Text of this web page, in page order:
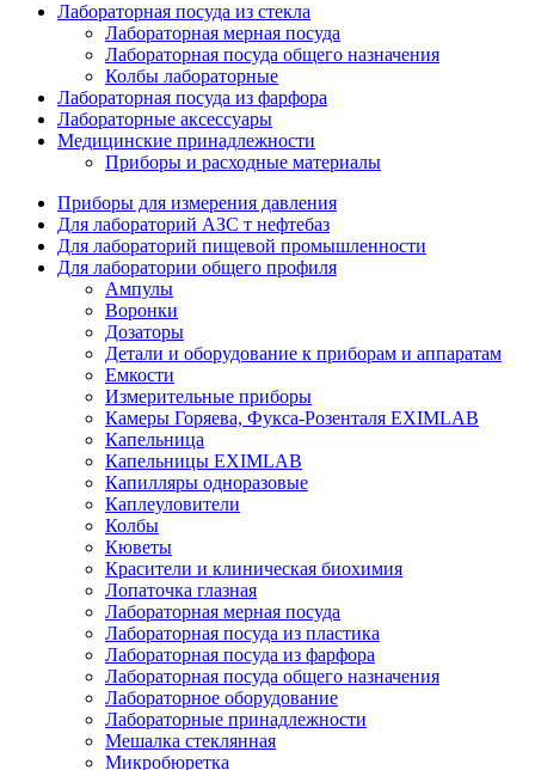
Лабораторная посуда из стекла
Лабораторная мерная посуда
Лабораторная посуда общего назначения
Колбы лабораторные
Лабораторная посуда из фарфора
Лабораторные аксессуары
Медицинские принадлежности
Приборы и расходные материалы
Приборы для измерения давления
Для лабораторий АЗС т нефтебаз
Для лабораторий пищевой промышленности
Для лаборатории общего профиля
Ампулы
Воронки
Дозаторы
Детали и оборудование к приборам и аппаратам
Емкости
Измерительные приборы
Камеры Горяева, Фукса-Розенталя EXIMLAB
Капельница
Капельницы EXIMLAB
Капилляры одноразовые
Каплеуловители
Колбы
Кюветы
Красители и клиническая биохимия
Лопаточка глазная
Лабораторная мерная посуда
Лабораторная посуда из пластика
Лабораторная посуда из фарфора
Лабораторная посуда общего назначения
Лабораторное оборудование
Лабораторные принадлежности
Мешалка стеклянная
Микробюретка